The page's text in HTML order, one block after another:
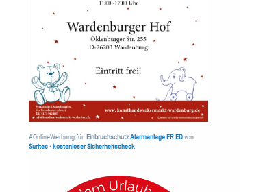
#OnlineWerbung für Einbruchschutz Alarmanlage FR.ED von
Suritec• kostenloser Sicherheitscheck